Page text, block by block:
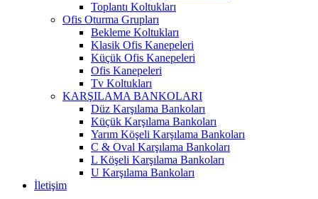
Toplantı Koltukları
Ofis Oturma Grupları
Bekleme Koltukları
Klasik Ofis Kanepeleri
Küçük Ofis Kanepeleri
Ofis Kanepeleri
Tv Koltukları
KARŞILAMA BANKOLARI
Düz Karşılama Bankoları
Küçük Karşılama Bankoları
Yarım Köşeli Karşılama Bankoları
C & Oval Karşılama Bankoları
L Köşeli Karşılama Bankoları
U Karşılama Bankoları
İletişim